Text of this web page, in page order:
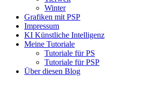
Winter
Grafiken mit PSP
Impressum
KI Künstliche Intelligenz
Meine Tutoriale
Tutoriale für PS
Tutoriale für PSP
Über diesen Blog